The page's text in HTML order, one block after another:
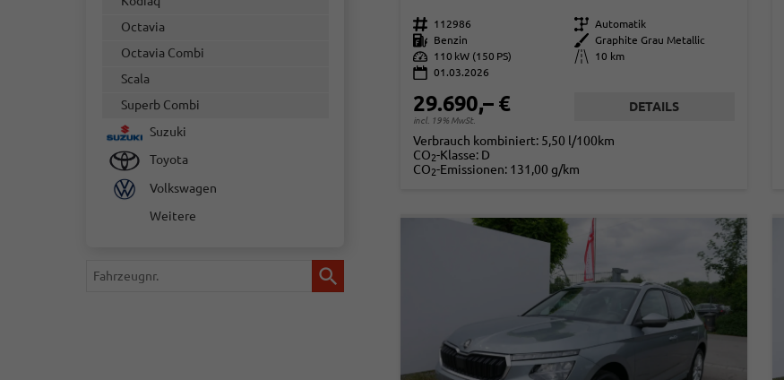
Fahrzeugnr. 112986 Getriebe
Automatik
Kraftstoff
Benzin Außenfarbe
Graphite Grau Metallic
Leistung
110 kW (150 PS) Kilometerstand
10 km
01.03.2026
29.690,– €
incl. 19% MwSt.
DETAILS
Verbrauch kombiniert: 5,50 l/100km
CO2-Klasse: D
CO2-Emissionen: 131,00 g/km
Octavia
Octavia Combi
Scala
Superb Combi
Suzuki
Toyota
Volkswagen
Weitere
Fahrzeugnr.